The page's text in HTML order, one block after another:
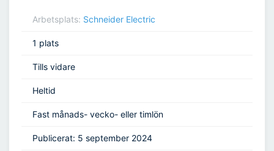
Arbetsplats: Schneider Electric
1 plats
Tills vidare
Heltid
Fast månads- vecko- eller timlön
Publicerat: 5 september 2024